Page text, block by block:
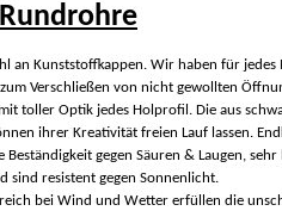
an Kunststoffkappen. Wir haben für
Verschließen von nicht gewollten
toller Optik jedes Holprofil. Die aus
ihrer Kreativität freien Lauf lassen.
gegen Säuren & Laugen,
sind resistent gegen Sonnenlicht.
bei Wind und Wetter erfüllen die